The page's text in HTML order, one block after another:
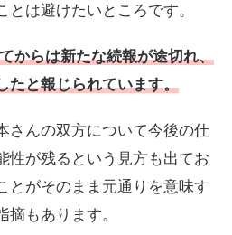
は避けたいところです。
からは新たな続報が途切れ、
たと報じられています。
さんの双方について今後の仕
性が残るという見方も出てお
とがそのまま元通りを意味す
もあります。